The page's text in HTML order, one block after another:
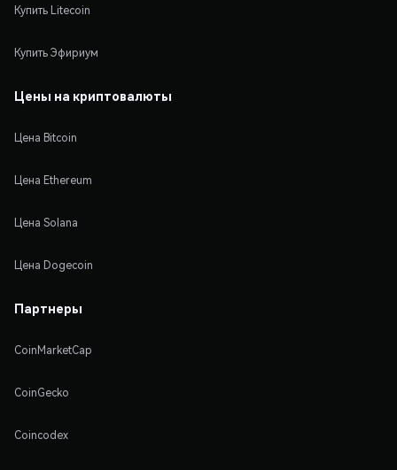
Купить Litecoin
Купить Эфириум
Цены на криптовалюты
Цена Bitcoin
Цена Ethereum
Цена Solana
Цена Dogecoin
Партнеры
CoinMarketCap
CoinGecko
Coincodex